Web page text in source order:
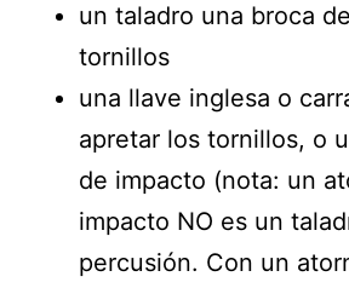
un taladro una broca
tornillos
una llave inglesa o
apretar los tornillos, o
de impacto (nota: un
impacto NO es un
percusión. Con un